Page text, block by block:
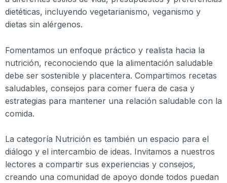
dietéticas, incluyendo vegetarianismo, veganismo y
dietas sin alérgenos.
Fomentamos un enfoque práctico y realista hacia la
nutrición, reconociendo que la alimentación saludable
debe ser sostenible y placentera. Compartimos recetas
saludables, consejos para comer fuera de casa y
estrategias para mantener una relación saludable con la
comida.
La categoría Nutrición es también un espacio para el
diálogo y el intercambio de ideas. Invitamos a nuestros
lectores a compartir sus experiencias y consejos,
creando una comunidad de apoyo donde todos puedan